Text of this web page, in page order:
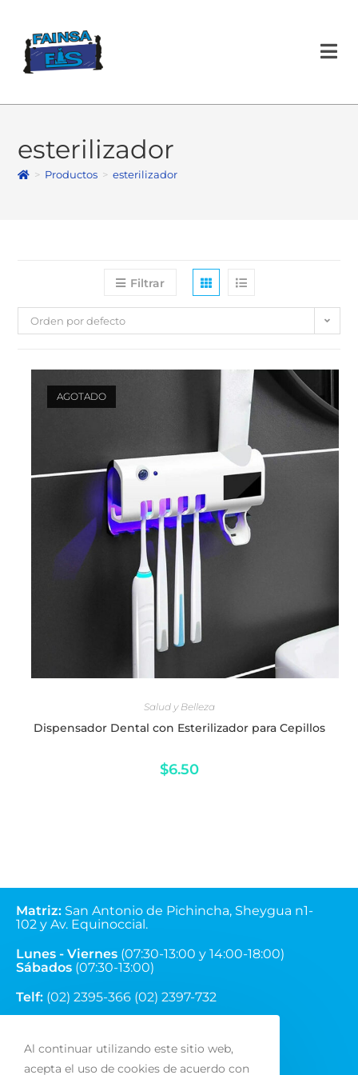
esterilizador
> Productos > esterilizador
Filtrar
Orden por defecto
AGOTADO
Salud y Belleza
Dispensador Dental con Esterilizador para Cepillos
$6.50
Matriz: San Antonio de Pichincha, Sheygua n1-
102 y Av. Equinoccial.
Lunes - Viernes (07:30-13:00 y 14:00-18:00)
Sábados (07:30-13:00)
Telf: (02) 2395-366 (02) 2397-732
Al continuar utilizando este sitio web,
acepta el uso de cookies de acuerdo con